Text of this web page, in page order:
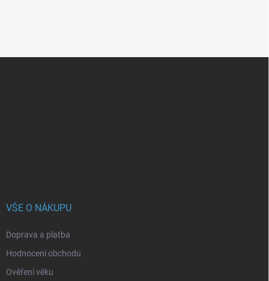
VŠE O NÁKUPU
Doprava a platba
Hodnocení obchodu
Ověření věku